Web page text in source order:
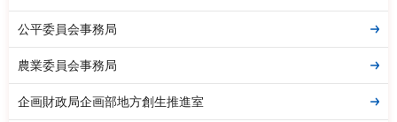
公平委員会事務局
農業委員会事務局
企画財政局企画部地方創生推進室